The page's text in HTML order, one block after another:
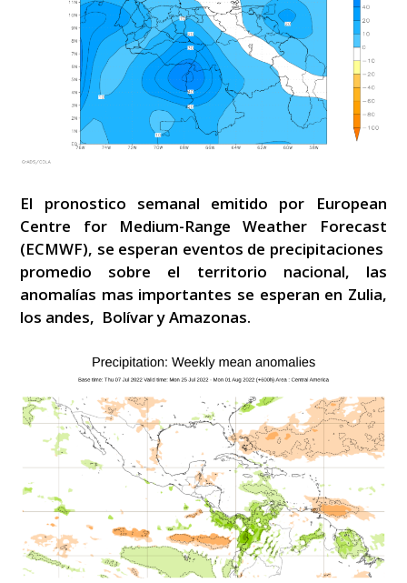
El pronostico semanal emitido por European
Centre for Medium-Range Weather Forecast
(ECMWF), se esperan eventos de precipitaciones
promedio sobre el territorio nacional, las
anomalías mas importantes se esperan en Zulia,
los andes, Bolívar y Amazonas.